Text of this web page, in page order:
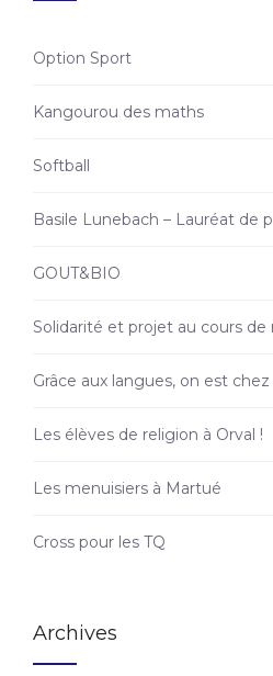
Option Sport
Kangourou des maths
Softball
Basile Lunebach – Lauréat de
GOUT&BIO
Solidarité et projet au cours de
Grâce aux langues, on est
Les élèves de religion à Orval !
Les menuisiers à Martué
Cross pour les TQ
Archives